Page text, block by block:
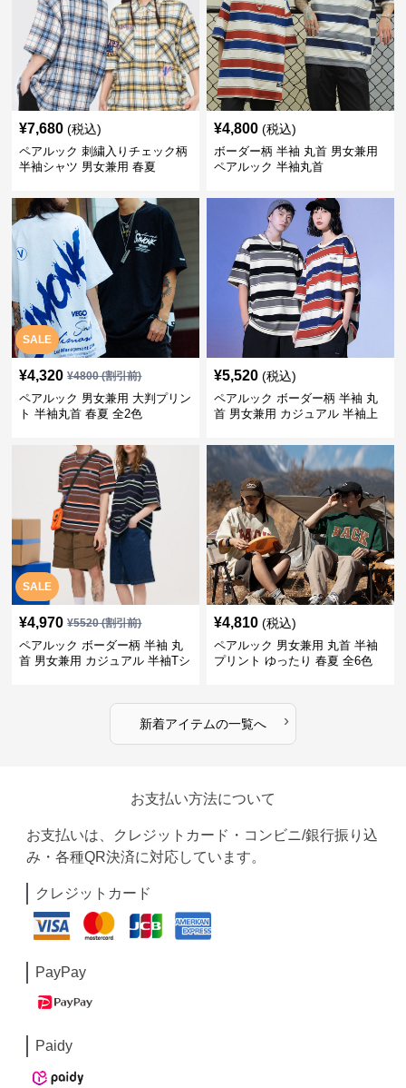
¥7,680 (税込)
ペアルック 刺繍入りチェック柄
半袖シャツ 男女兼用 春夏
¥4,800 (税込)
ボーダー柄 半袖 丸首 男女兼用
ペアルック 半袖丸首
SALE
¥4,320 ¥4800(割引前)
ペアルック 男女兼用 大判プリン
ト 半袖丸首 春夏 全2色
¥5,520 (税込)
ペアルック ボーダー柄 半袖 丸
首 男女兼用 カジュアル 半袖上
SALE
¥4,970 ¥5520(割引前)
ペアルック ボーダー柄 半袖 丸
首 男女兼用 カジュアル 半袖Tシ
¥4,810 (税込)
ペアルック 男女兼用 丸首 半袖
プリント ゆったり 春夏 全6色
新着アイテムの一覧へ ›
お支払い方法について
お支払いは、クレジットカード・コンビニ/銀行振り込
み・各種QR決済に対応しています。
クレジットカード
PayPay
Paidy